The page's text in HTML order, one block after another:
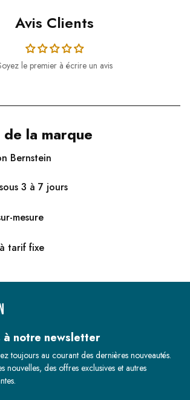
Avis Clients
le premier à écrire un avis
la marque
Bernstein
3 à 7 jours
mesure
tarif fixe
à notre newsletter
toujours au courant des dernières nouveautés.
nouvelles, des offres exclusives et autres